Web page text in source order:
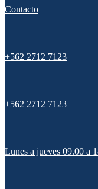
Contacto
+562 2712 7123
+562 2712 7123
Lunes a jueves 09.00 a